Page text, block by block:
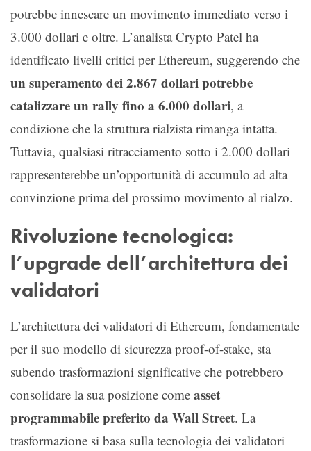
potrebbe innescare un movimento immediato verso i
3.000 dollari e oltre. L’analista Crypto Patel ha
identificato livelli critici per Ethereum, suggerendo che
un superamento dei 2.867 dollari potrebbe
catalizzare un rally fino a 6.000 dollari, a
condizione che la struttura rialzista rimanga intatta.
Tuttavia, qualsiasi ritracciamento sotto i 2.000 dollari
rappresenterebbe un’opportunità di accumulo ad alta
convinzione prima del prossimo movimento al rialzo.
Rivoluzione tecnologica:
l’upgrade dell’architettura dei
validatori
L’architettura dei validatori di Ethereum, fondamentale
per il suo modello di sicurezza proof-of-stake, sta
subendo trasformazioni significative che potrebbero
consolidare la sua posizione come asset
programmabile preferito da Wall Street. La
trasformazione si basa sulla tecnologia dei validatori